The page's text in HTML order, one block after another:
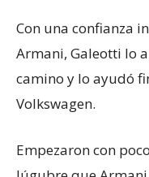
Con una confianza
Armani, Galeotti lo
camino y lo ayudó
Volkswagen.
Empezaron con